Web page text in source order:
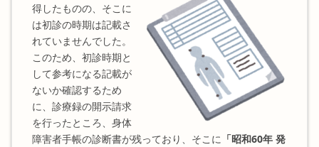
得したものの、そこに
は初診の時期は記載さ
れていませんでした。
このため、初診時期と
して参考になる記載が
ないか確認するため
に、診療録の開示請求
を行ったところ、身体
障害者手帳の診断書が残っており、そこに 「昭和60年 発